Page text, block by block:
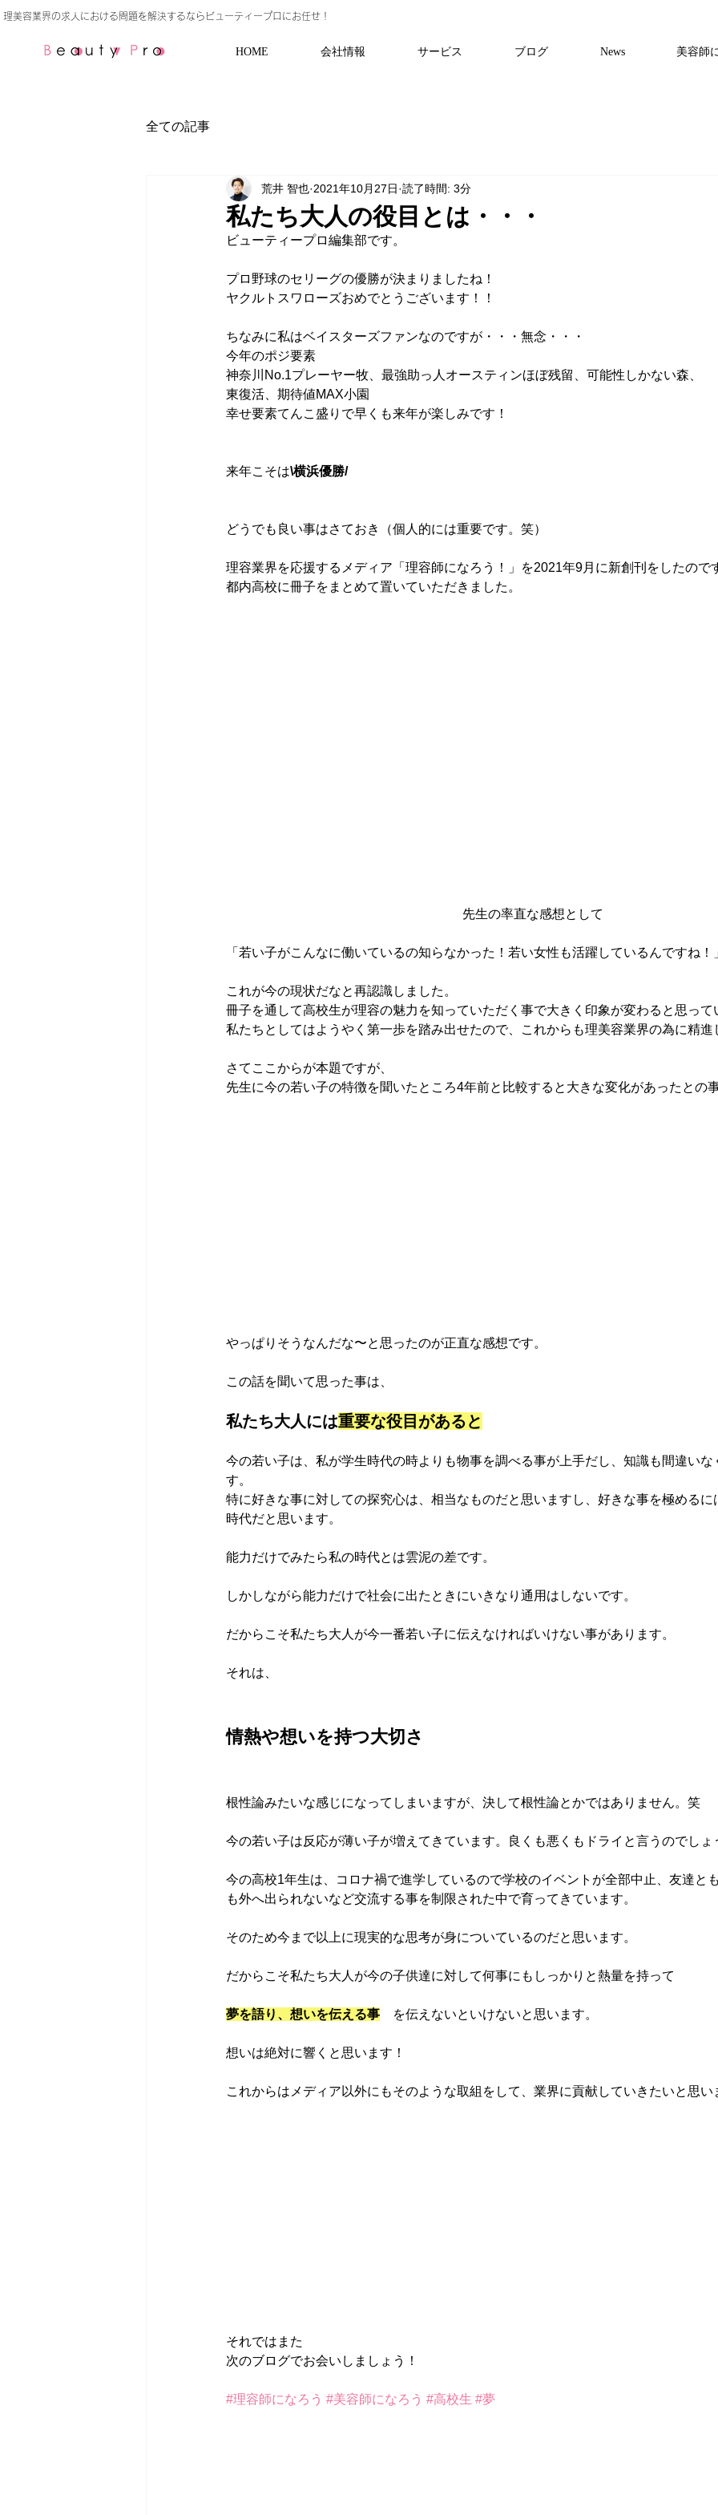
HOME 会社情報 サービス ブログ News 美容師
全ての記事
私たち大人の役目とは・・・
荒井 智也 2021年10月27日 読了時間: 3分
ビューティープロ編集部です。
プロ野球のセリーグの優勝が決まりましたね！
ヤクルトスワローズおめでとうございます！！
ちなみに私はベイスターズファンなのですが・・・無念・・・
今年のポジ要素
神奈川No.1プレーヤー牧、最強助っ人オースティンほぼ残留、可能性しかない森、
東復活、期待値MAX小園
幸せ要素てんこ盛りで早くも来年が楽しみです！
来年こそは\横浜優勝/
どうでも良い事はさておき（個人的には重要です。笑）
理容業界を応援するメディア「理容師になろう！」を2021年9月に新創刊をしたので
都内高校に冊子をまとめて置いていただきました。
先生の率直な感想として
「若い子がこんなに働いているの知らなかった！若い女性も活躍しているんですね！
これが今の現状だなと再認識しました。
冊子を通して高校生が理容の魅力を知っていただく事で大きく印象が変わると思って
私たちとしてはようやく第一歩を踏み出せたので、これからも理美容業界の為に精進
さてここからが本題ですが、
先生に今の若い子の特徴を聞いたところ4年前と比較すると大きな変化があったとの
やっぱりそうなんだな〜と思ったのが正直な感想です。
この話を聞いて思った事は、
私たち大人には重要な役目があると
今の若い子は、私が学生時代の時よりも物事を調べる事が上手だし、知識も間違いな
す。
特に好きな事に対しての探究心は、相当なものだと思いますし、好きな事を極めるに
時代だと思います。
能力だけでみたら私の時代とは雲泥の差です。
しかしながら能力だけで社会に出たときにいきなり通用はしないです。
だからこそ私たち大人が今一番若い子に伝えなければいけない事があります。
それは、
情熱や想いを持つ大切さ
根性論みたいな感じになってしまいますが、決して根性論とかではありません。笑
今の若い子は反応が薄い子が増えてきています。良くも悪くもドライと言うのでしょ
今の高校1年生は、コロナ禍で進学しているので学校のイベントが全部中止、友達と
も外へ出られないなど交流する事を制限された中で育ってきています。
そのため今まで以上に現実的な思考が身についているのだと思います。
だからこそ私たち大人が今の子供達に対して何事にもしっかりと熱量を持って
夢を語り、想いを伝える事 を伝えないといけないと思います。
想いは絶対に響くと思います！
これからはメディア以外にもそのような取組をして、業界に貢献していきたいと思い
それではまた
次のブログでお会いしましょう！
#理容師になろう #美容師になろう #高校生 #夢